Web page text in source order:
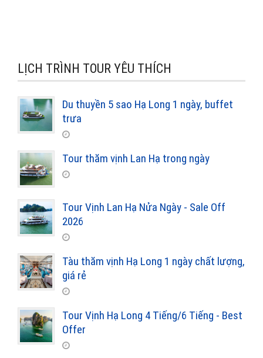
LỊCH TRÌNH TOUR YÊU THÍCH
Du thuyền 5 sao Hạ Long 1 ngày, buffet
trưa
Tour thăm vịnh Lan Hạ trong ngày
Tour Vịnh Lan Hạ Nửa Ngày - Sale Off
2026
Tàu thăm vịnh Hạ Long 1 ngày chất lượng,
giá rẻ
Tour Vịnh Hạ Long 4 Tiếng/6 Tiếng - Best
Offer